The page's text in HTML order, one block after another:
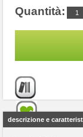
Quantità:
descrizione e